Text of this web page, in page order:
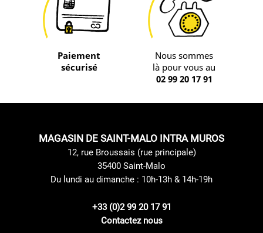
Paiement
sécurisé
Nous sommes
là pour vous au
02 99 20 17 91
MAGASIN DE SAINT-MALO INTRA MUROS
12, rue Broussais (rue principale)
35400 Saint-Malo
Du lundi au dimanche : 10h-13h & 14h-19h
+33 (0)2 99 20 17 91
Contactez nous